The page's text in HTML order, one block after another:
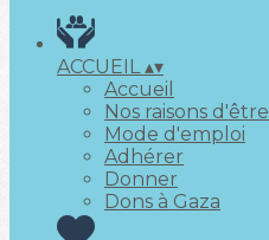
ACCUEIL▴▾
Accueil
Nos raisons d'être
Mode d'emploi
Adhérer
Donner
Dons à Gaza